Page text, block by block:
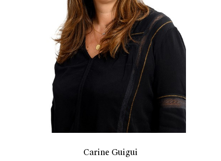
Carine Guigui